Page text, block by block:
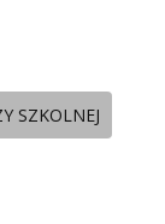
SZKOLNEJ